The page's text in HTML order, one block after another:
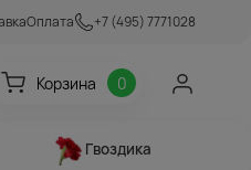
Оплата +7 (495) 7771028
Корзина 0
Гвоздика